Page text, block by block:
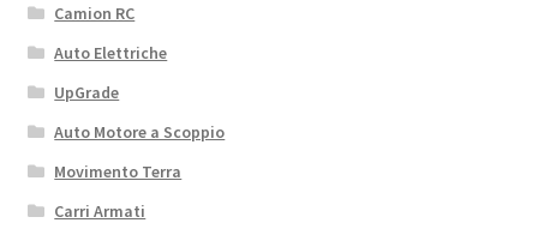
Camion RC
Auto Elettriche
UpGrade
Auto Motore a Scoppio
Movimento Terra
Carri Armati